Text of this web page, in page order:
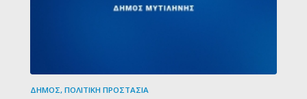
ΔΉΜΟΣ, ΠΟΛΙΤΙΚΉ ΠΡΟΣΤΑΣΊΑ